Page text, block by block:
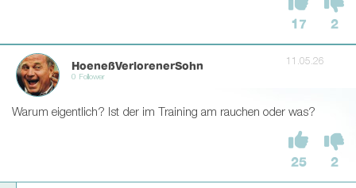
17 2
HoeneßVerlorenerSohn
0 Follower
11.05.26
Warum eigentlich? Ist der im Training am rauchen oder was?
25 2